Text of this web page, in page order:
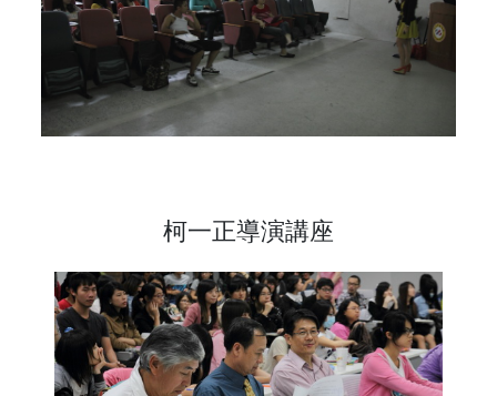
柯一正導演講座